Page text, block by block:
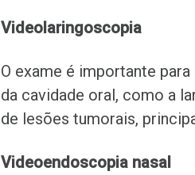
Videolaringoscopia
O exame é importante
da cavidade oral, como a
de lesões tumorais,
Videoendoscopia nasal